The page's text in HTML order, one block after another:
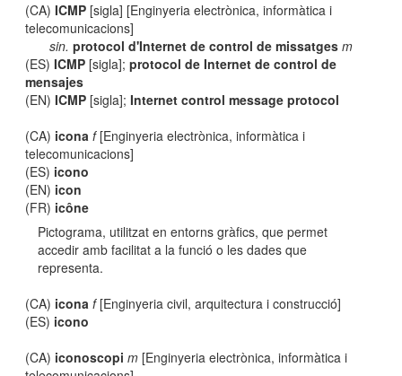
(CA)ICMP [sigla] [Enginyeria electrònica, informàtica i
telecomunicacions]
sin. protocol d'Internet de control de missatges m
(ES)ICMP [sigla];protocol de Internet de control de
mensajes
(EN)ICMP [sigla];Internet control message protocol
(CA) icona f[Enginyeria electrònica, informàtica i
telecomunicacions]
(ES) icono
(EN) icon
(FR) icône
Pictograma, utilitzat en entorns gràfics, que permet
accedir amb facilitat a la funció o les dades que
representa.
(CA) icona f[Enginyeria civil, arquitectura i construcció]
(ES) icono
(CA) iconoscopi m [Enginyeria electrònica, informàtica i